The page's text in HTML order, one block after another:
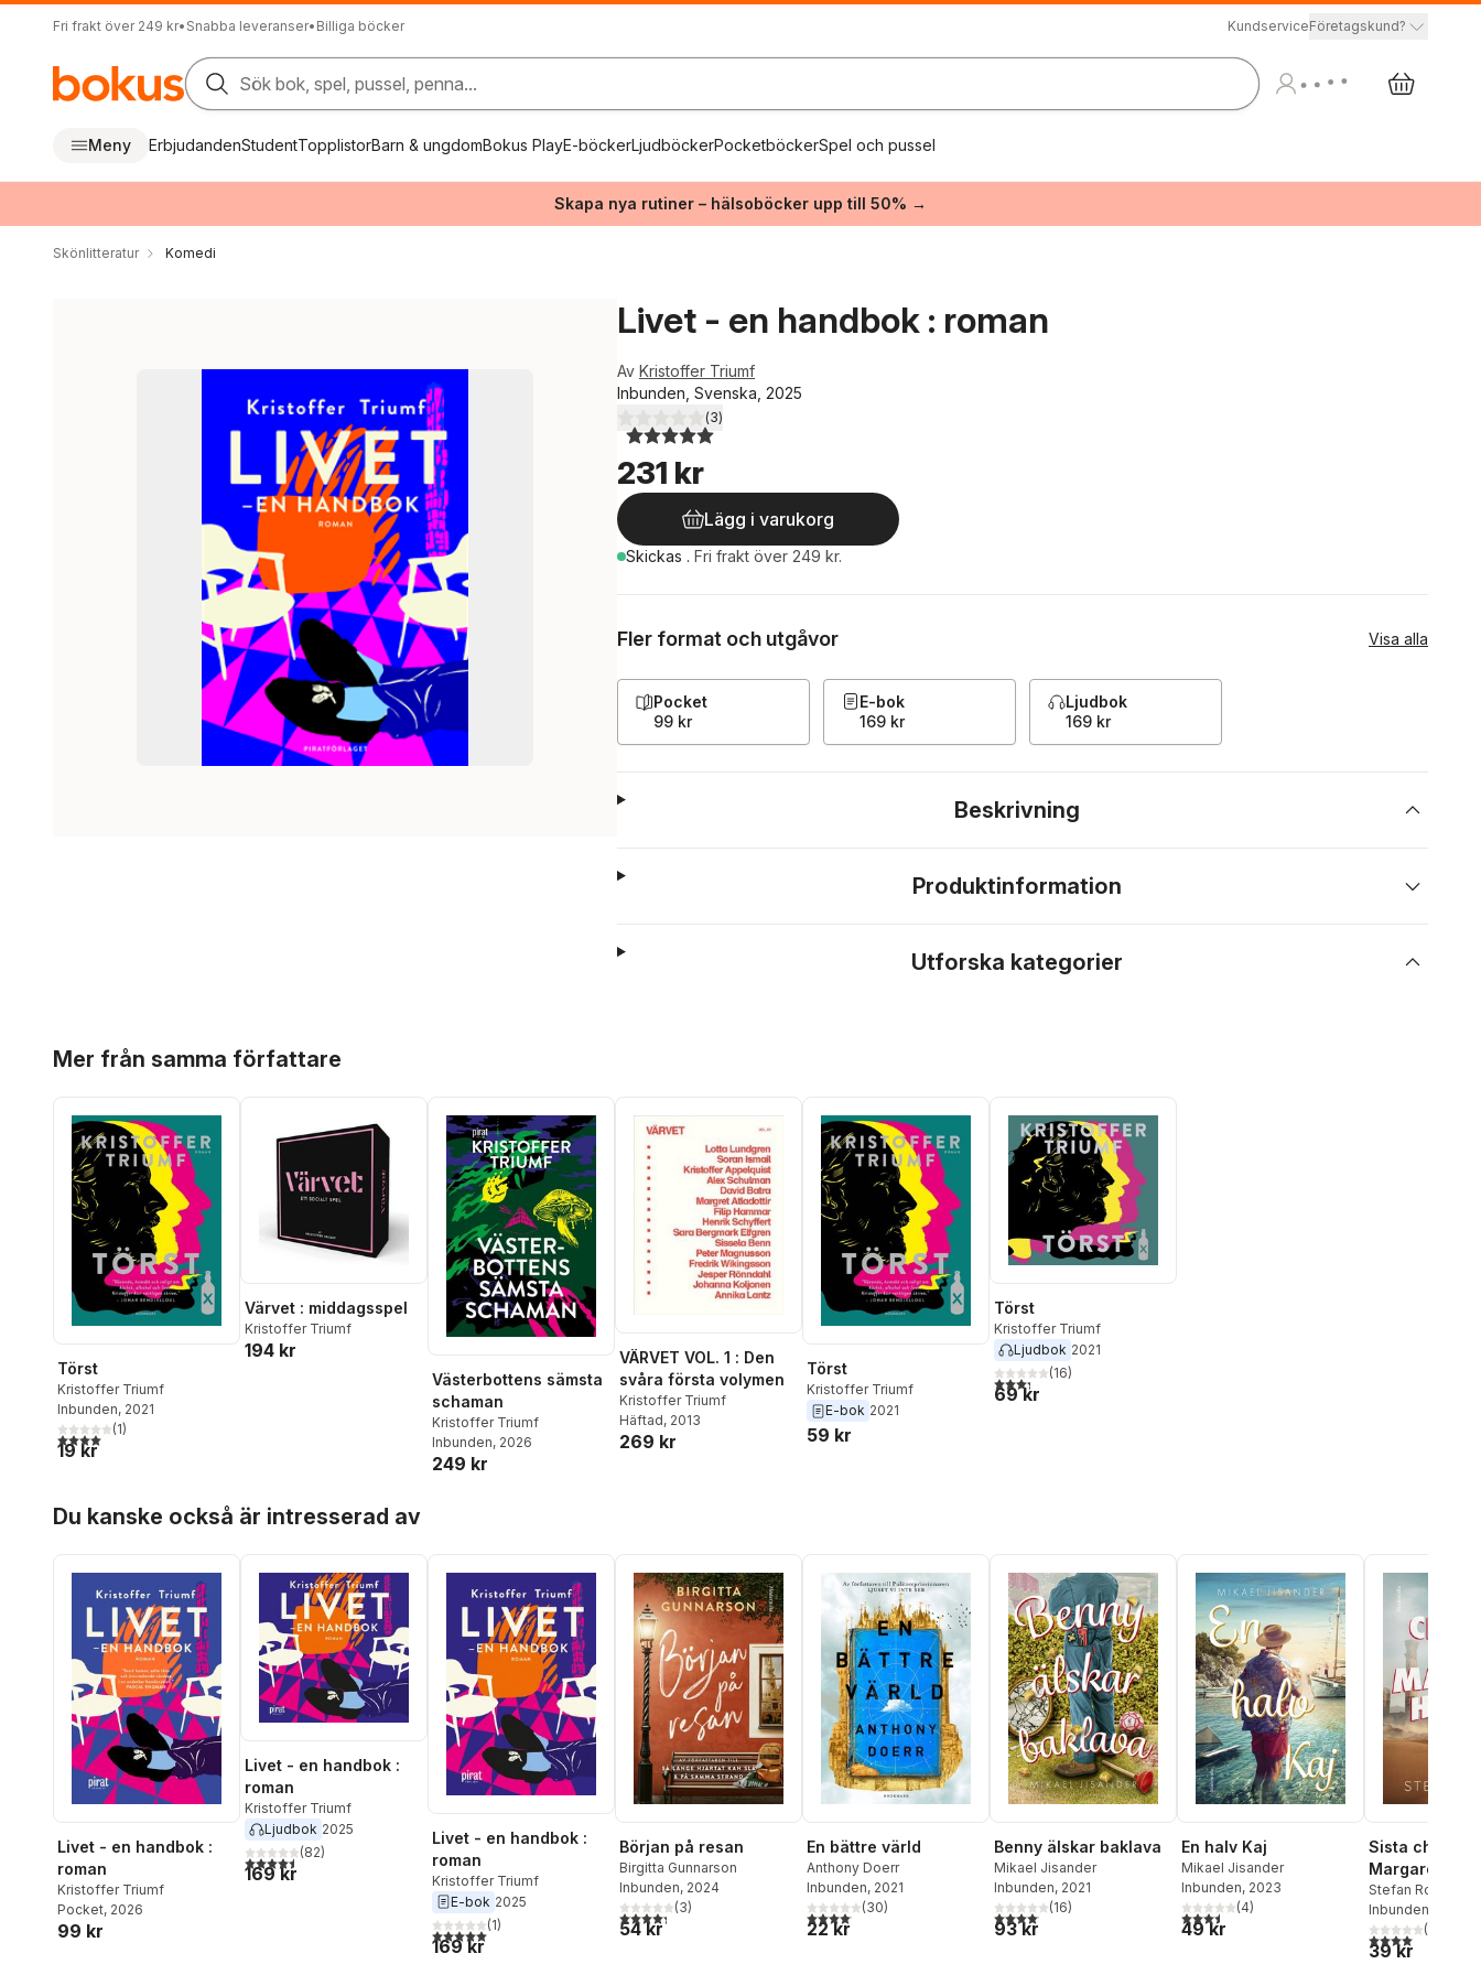
Fri frakt över 249 kr• Snabba leveranser• Billiga böcker KundserviceFöretagskund?
Sök bok, spel, pussel, penna...
Meny ErbjudandenStudentTopplistorBarn & ungdomBokus PlayE-böckerLjudböckerPocketböckerSpel och pussel
Skapa nya rutiner – hälsoböcker upp till 50% →
Skönlitteratur Komedi
Livet - en handbok : roman
Av Kristoffer Triumf
Inbunden, Svenska, 2025
5,0utav 5 stjärnor. Totalt antal röster:
(3)
231 kr
Lägg i varukorg
Skickas . Fri frakt över 249 kr.
Fler format och utgåvor Visa alla
Pocket
99 kr
E-bok
169 kr
Ljudbok
169 kr
Beskrivning
Produktinformation
Utforska kategorier
Mer från samma författare
Törst
Kristoffer Triumf
Inbunden, 2021
4,0utav 5 stjärnor. Totalt antal röster:
(1)
19 kr
Värvet : middagsspel
Kristoffer Triumf
194 kr
Västerbottens sämsta
schaman
Kristoffer Triumf
Inbunden, 2026
249 kr
VÄRVET VOL. 1 : Den
svåra första volymen
Kristoffer Triumf
Häftad, 2013
269 kr
Törst
Kristoffer Triumf
E-bok 2021
59 kr
Törst
Kristoffer Triumf
Ljudbok 2021
3,3utav 5 stjärnor. Totalt antal röster:
(16)
69 kr
Du kanske också är intresserad av
Livet - en handbok :
roman
Kristoffer Triumf
Pocket, 2026
99 kr
Livet - en handbok :
roman
Kristoffer Triumf
Ljudbok 2025
4,5utav 5 stjärnor. Totalt antal röster:
(82)
169 kr
Livet - en handbok :
roman
Kristoffer Triumf
E-bok 2025
5,0utav 5 stjärnor. Totalt antal röster:
(1)
169 kr
Början på resan
Birgitta Gunnarson
Inbunden, 2024
4,3utav 5 stjärnor. Totalt antal röster:
(3)
54 kr
En bättre värld
Anthony Doerr
Inbunden, 2021
4,1utav 5 stjärnor. Totalt antal röster:
(30)
22 kr
Benny älskar baklava
Mikael Jisander
Inbunden, 2021
4,1utav 5 stjärnor. Totalt antal röster:
(16)
93 kr
En halv Kaj
Mikael Jisander
Inbunden, 2023
3,5utav 5 stjärnor. Totalt antal röster:
(4)
49 kr
Sista
Margareta
Stefan Roos
Inbunden
4,0utav 5(
39 kr